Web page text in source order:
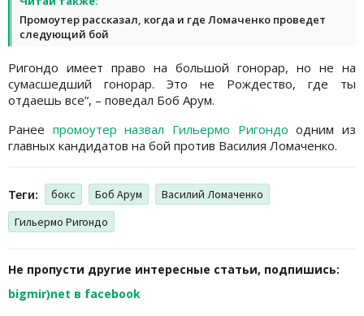
Промоутер рассказал, когда и где Ломаченко проведет
следующий бой
Ригондо имеет право на большой гонорар, но не на
сумасшедший гонорар. Это не Рождество, где ты
отдаешь все“, – поведал Боб Арум.
Ранее промоутер назвал Гильермо Ригондо одним из
главных кандидатов на бой против Василия Ломаченко.
Теги: бокс Боб Арум
Василий Ломаченко
Гильермо Ригондо
Не пропусти другие интересные статьи, подпишись:
bigmir)net в facebook